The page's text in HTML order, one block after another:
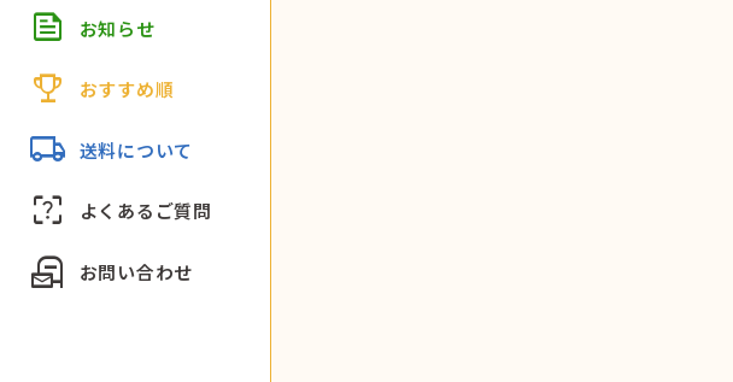
feed お知らせ
trophy おすすめ順
local_shipping 送料について
indeterminate_question_box よくあるご質問
local_post_office お問い合わせ